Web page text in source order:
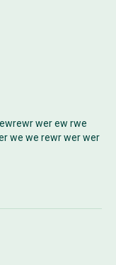
wer ew rwe
we we rewr wer wer